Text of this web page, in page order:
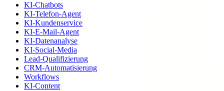
KI-Chatbots
KI-Telefon-Agent
KI-Kundenservice
KI-E-Mail-Agent
KI-Datenanalyse
KI-Social-Media
Lead-Qualifizierung
CRM-Automatisierung
Workflows
KI-Content